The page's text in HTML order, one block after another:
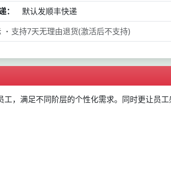
：
默认发顺丰快递
支持7天无理由退货(激活后不支持)
，满足不同阶层的个性化需求。同时更让员